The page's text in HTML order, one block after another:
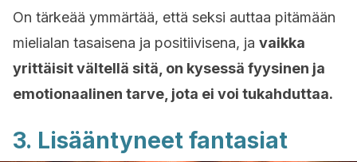
On tärkeää ymmärtää, että seksi auttaa pitämään
mielialan tasaisena ja positiivisena, ja vaikka
yrittäisit vältellä sitä, on kysessä fyysinen ja
emotionaalinen tarve, jota ei voi tukahduttaa.
3. Lisääntyneet fantasiat